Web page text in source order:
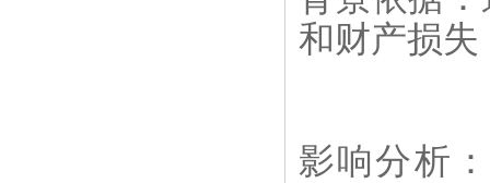
和财产损失
影响分析